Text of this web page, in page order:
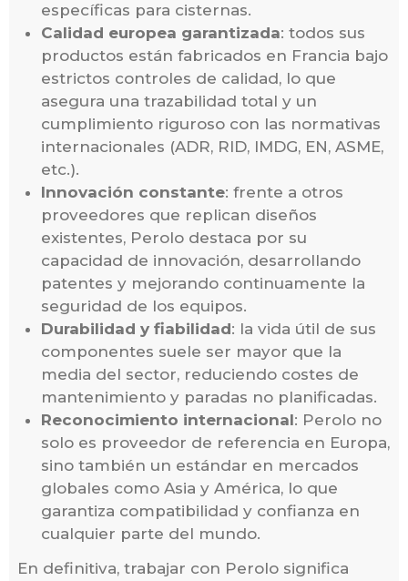
específicas para cisternas.
Calidad europea garantizada: todos sus
productos están fabricados en Francia bajo
estrictos controles de calidad, lo que
asegura una trazabilidad total y un
cumplimiento riguroso con las normativas
internacionales (ADR, RID, IMDG, EN, ASME,
etc.).
Innovación constante: frente a otros
proveedores que replican diseños
existentes, Perolo destaca por su
capacidad de innovación, desarrollando
patentes y mejorando continuamente la
seguridad de los equipos.
Durabilidad y fiabilidad: la vida útil de sus
componentes suele ser mayor que la
media del sector, reduciendo costes de
mantenimiento y paradas no planificadas.
Reconocimiento internacional: Perolo no
solo es proveedor de referencia en Europa,
sino también un estándar en mercados
globales como Asia y América, lo que
garantiza compatibilidad y confianza en
cualquier parte del mundo.
En definitiva, trabajar con Perolo significa